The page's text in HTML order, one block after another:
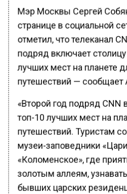
Мэр Москвы Сергей
странице в социальной
отметил, что телеканал
подряд включает
лучших мест на планете
путешествий — сообщает
«Второй год подряд CNN
топ-10 лучших мест на
путешествий. Туристам
музеи-заповедники
«Коломенское», где
золотым аллеям,
бывших царских